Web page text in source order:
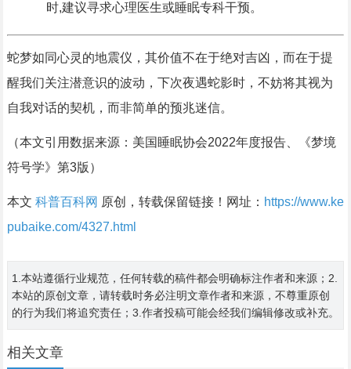
时,建议寻求心理医生或睡眠专科干预。
蛇梦如同心灵的地震仪，其价值不在于绝对吉凶，而在于提
醒我们关注潜意识的波动，下次夜遇蛇影时，不妨将其视为
自我对话的契机，而非简单的预兆迷信。
（本文引用数据来源：美国睡眠协会2022年度报告、《梦境
符号学》第3版）
本文 科普百科网 原创，转载保留链接！网址： https://www.ke
pubaike.com/4327.html
1.本站遵循行业规范，任何转载的稿件都会明确标注作者和来源；2.
本站的原创文章，请转载时务必注明文章作者和来源，不尊重原创
的行为我们将追究责任；3.作者投稿可能会经我们编辑修改或补充。
相关文章